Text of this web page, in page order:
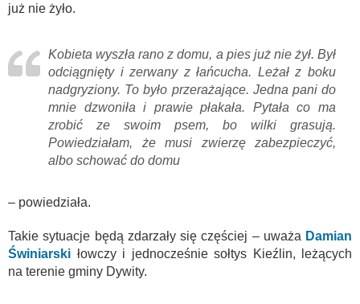
już nie żyło.
Kobieta wyszła rano z domu, a pies już nie żył. Był
odciągnięty i zerwany z łańcucha. Leżał z boku
nadgryziony. To było przerażające. Jedna pani do
mnie dzwoniła i prawie płakała. Pytała co ma
zrobić ze swoim psem, bo wilki grasują.
Powiedziałam, że musi zwierzę zabezpieczyć,
albo schować do domu
– powiedziała.
Takie sytuacje będą zdarzały się częściej – uważa Damian
Świniarski łowczy i jednocześnie sołtys Kieźlin, leżących
na terenie gminy Dywity.